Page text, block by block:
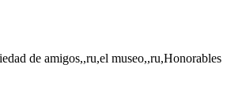
de amigos,,ru,el museo,,ru,Honorables